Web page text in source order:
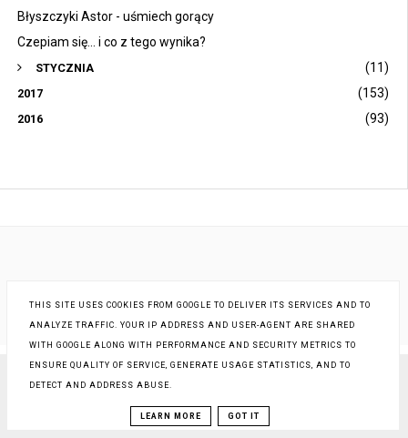
Błyszczyki Astor - uśmiech gorący
Czepiam się... i co z tego wynika?
STYCZNIA (11)
2017 (153)
2016 (93)
COPYRIGHT ©STARA KOBIETA... I JA
BLOG DESIGN:KAROGRAFIA.PL
THIS SITE USES COOKIES FROM GOOGLE TO DELIVER ITS SERVICES AND TO
ANALYZE TRAFFIC. YOUR IP ADDRESS AND USER-AGENT ARE SHARED
WITH GOOGLE ALONG WITH PERFORMANCE AND SECURITY METRICS TO
ENSURE QUALITY OF SERVICE, GENERATE USAGE STATISTICS, AND TO
DETECT AND ADDRESS ABUSE.
LEARN MORE GOT IT